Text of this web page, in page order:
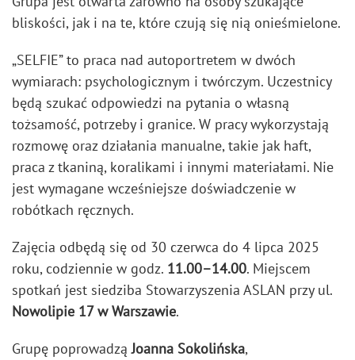
bliskości, jak i na te, które czują się nią onieśmielone.
„SELFIE” to praca nad autoportretem w dwóch
wymiarach: psychologicznym i twórczym. Uczestnicy
będą szukać odpowiedzi na pytania o własną
tożsamość, potrzeby i granice. W pracy wykorzystają
rozmowę oraz działania manualne, takie jak haft,
praca z tkaniną, koralikami i innymi materiałami. Nie
jest wymagane wcześniejsze doświadczenie w
robótkach ręcznych.
Zajęcia odbędą się od 30 czerwca do 4 lipca 2025
roku, codziennie w godz. 11.00–14.00. Miejscem
spotkań jest siedziba Stowarzyszenia ASLAN przy ul.
Nowolipie 17 w Warszawie.
Grupę poprowadząJoanna Sokolińska,